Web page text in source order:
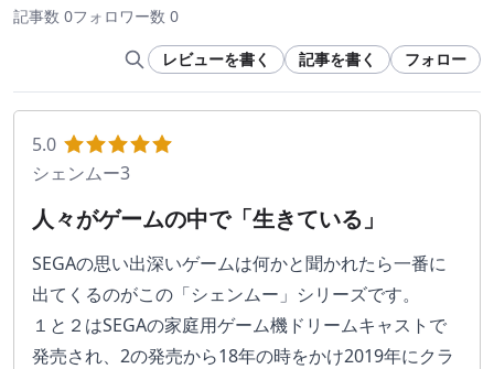
記事数 0フォロワー数 0
レビューを書く 記事を書く フォロー
5.0
シェンムー3
人々がゲームの中で「生きている」
SEGAの思い出深いゲームは何かと聞かれたら一番に
出てくるのがこの「シェンムー」シリーズです。
１と２はSEGAの家庭用ゲーム機ドリームキャストで
発売され、2の発売から18年の時をかけ2019年にクラ